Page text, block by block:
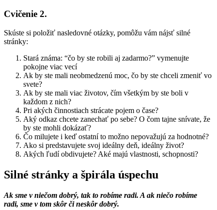
Cvičenie 2.
Skúste si položiť nasledovné otázky, pomôžu vám nájsť silné
stránky:
Stará známa: “čo by ste robili aj zadarmo?” vymenujte
pokojne viac vecí
Ak by ste mali neobmedzenú moc, čo by ste chceli zmeniť vo
svete?
Ak by ste mali viac životov, čím všetkým by ste boli v
každom z nich?
Pri akých činnostiach strácate pojem o čase?
Aký odkaz chcete zanechať po sebe? O čom tajne snívate, že
by ste mohli dokázať?
Čo milujete i keď ostatní to možno nepovažujú za hodnotné?
Ako si predstavujete svoj ideálny deň, ideálny život?
Akých ľudí obdivujete? Aké majú vlastnosti, schopnosti?
Silné stránky a špirála úspechu
Ak sme v niečom dobrý, tak to robíme radi. A ak niečo robíme
radi, sme v tom skôr či neskôr dobrý.